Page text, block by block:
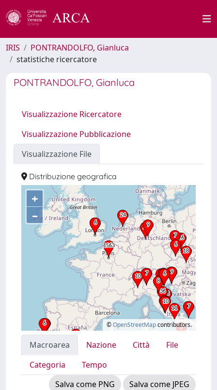
IRIS
PONTRANDOLFO, Gianluca
statistiche ricercatore
PONTRANDOLFO, Gianluca
Visualizzazione Ricercatore
Visualizzazione Pubblicazione
Visualizzazione File
Distribuzione geografica
+
–
©OpenStreetMapcontributors.
Macroarea Nazione Città
File
Categoria
Tempo
Salva come PNG
Salva come JPEG